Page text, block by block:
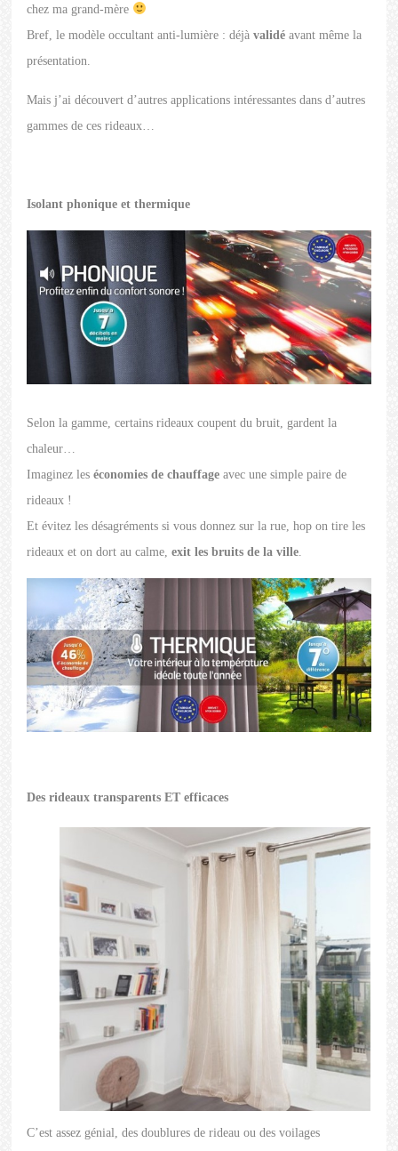
chez ma grand-mère
Bref, le modèle occultant anti-lumière : déjàvalidé avant même la
présentation.
Mais j’ai découvert d’autres applications intéressantes dans d’autres
gammes de ces rideaux…
Isolant phonique et thermique
Selon la gamme, certains rideaux coupent du bruit, gardent la
chaleur…
Imaginez leséconomies de chauffage avec une simple paire de
rideaux !
Et évitez les désagréments si vous donnez sur la rue, hop on tire les
rideaux et on dort au calme,exit les bruits de la ville.
Des rideaux transparents ET efficaces
C’est assez génial, des doublures de rideau ou des voilages